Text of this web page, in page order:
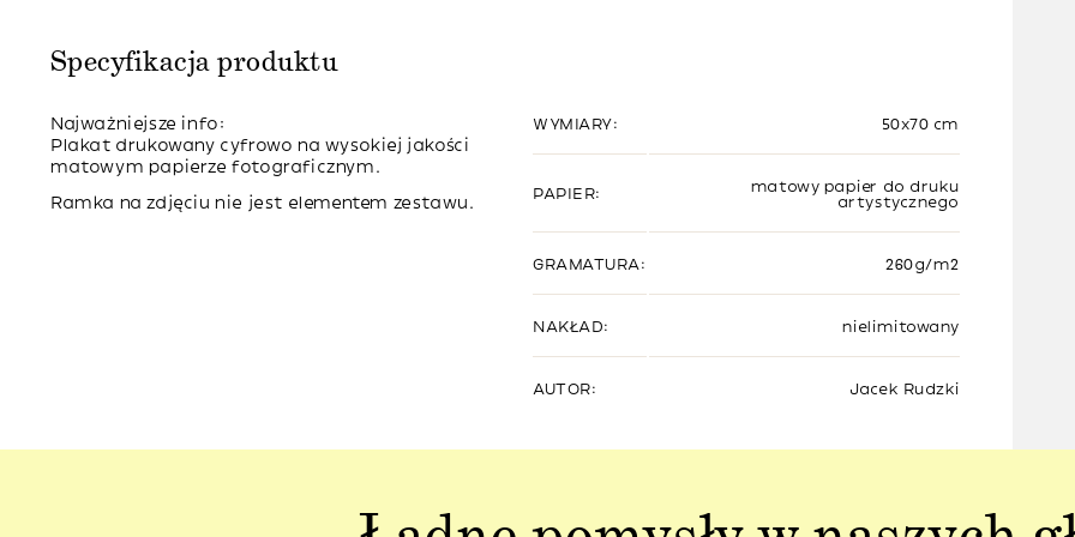
Specyfikacja produktu
Najważniejsze info:
Plakat drukowany cyfrowo na wysokiej jakości
matowym papierze fotograficznym.
Ramka na zdjęciu nie jest elementem zestawu.
WYMIARY: 50x70 cm
PAPIER:
matowy papier do druku
artystycznego
GRAMATURA: 260g/m2
NAKŁAD: nielimitowany
AUTOR: Jacek Rudzki